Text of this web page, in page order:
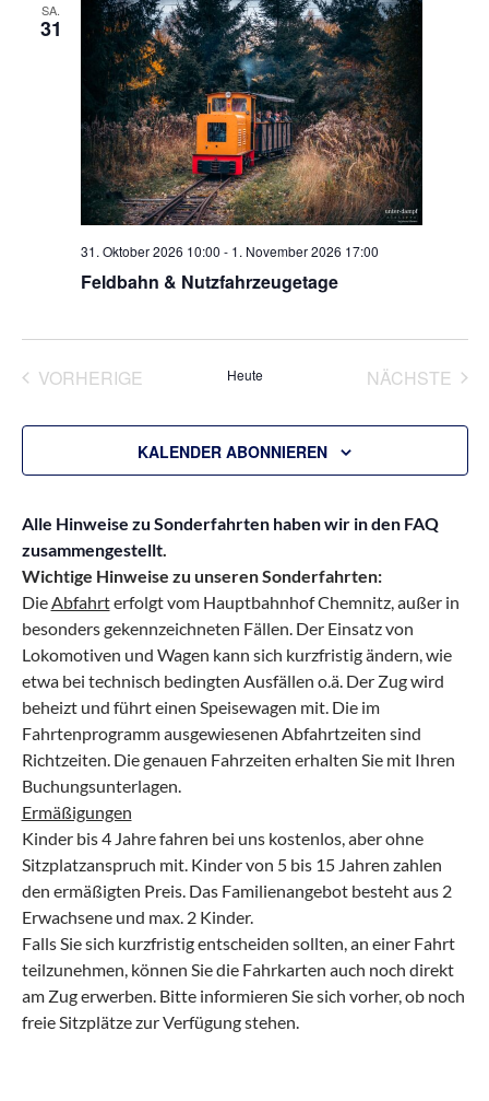
SA.
31
Feldbahn & Nutzfahrzeugetage
31. Oktober 2026 10:00 - 1. November 2026 17:00
VORHERIGE
Heute
NÄCHSTE
KALENDER ABONNIEREN
Alle Hinweise zu Sonderfahrten haben wir in den FAQ
zusammengestellt.
Wichtige Hinweise zu unseren Sonderfahrten:
Die Abfahrterfolgt vom Hauptbahnhof Chemnitz, außer in
besonders gekennzeichneten Fällen. Der Einsatz von
Lokomotiven und Wagen kann sich kurzfristig ändern, wie
etwa bei technisch bedingten Ausfällen o.ä. Der Zug wird
beheizt und führt einen Speisewagen mit. Die im
Fahrtenprogramm ausgewiesenen Abfahrtzeiten sind
Richtzeiten. Die genauen Fahrzeiten erhalten Sie mit Ihren
Buchungsunterlagen.
Ermäßigungen
Kinder bis 4 Jahre fahren bei uns kostenlos, aber ohne
Sitzplatzanspruch mit. Kinder von 5 bis 15 Jahren zahlen
den ermäßigten Preis. Das Familienangebot besteht aus 2
Erwachsene und max. 2 Kinder.
Falls Sie sich kurzfristig entscheiden sollten, an einer Fahrt
teilzunehmen, können Sie die Fahrkarten auch noch direkt
am Zug erwerben. Bitte informieren Sie sich vorher, ob noch
freie Sitzplätze zur Verfügung stehen.